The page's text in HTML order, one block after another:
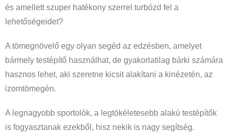
és amellett szuper hatékony szerrel turbózd fel a
lehetőségeidet?
A tömegnövelő egy olyan segéd az edzésben, amelyet
bármely testépítő használhat, de gyakorlatilag bárki számára
hasznos lehet, aki szeretne kicsit alakítani a kinézetén, az
izomtömegén.
A legnagyobb sportolók, a legtökéletesebb alakú testépítők
is fogyasztanak ezekből, hisz nekik is nagy segítség.